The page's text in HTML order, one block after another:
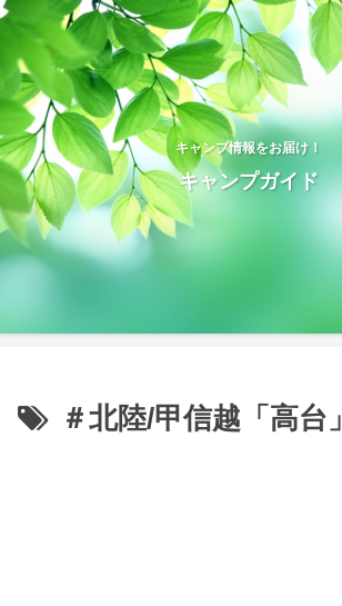
キャンプ情報をお届け！
キャンプガイド
＃北陸/甲信越「高台」